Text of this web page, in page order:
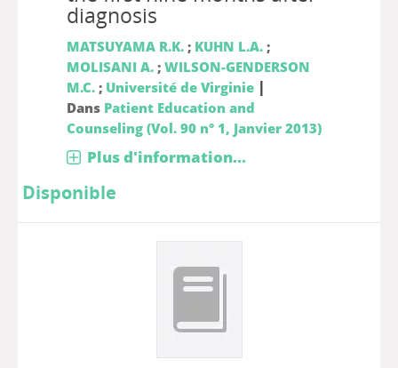
diagnosis
MATSUYAMA R.K.; KUHN L.A.;
MOLISANI A.; WILSON-GENDERSON
M.C.; Université de Virginie |
Dans Patient Education and
Counseling (Vol. 90 n° 1, Janvier 2013)
Plus d'information...
Disponible